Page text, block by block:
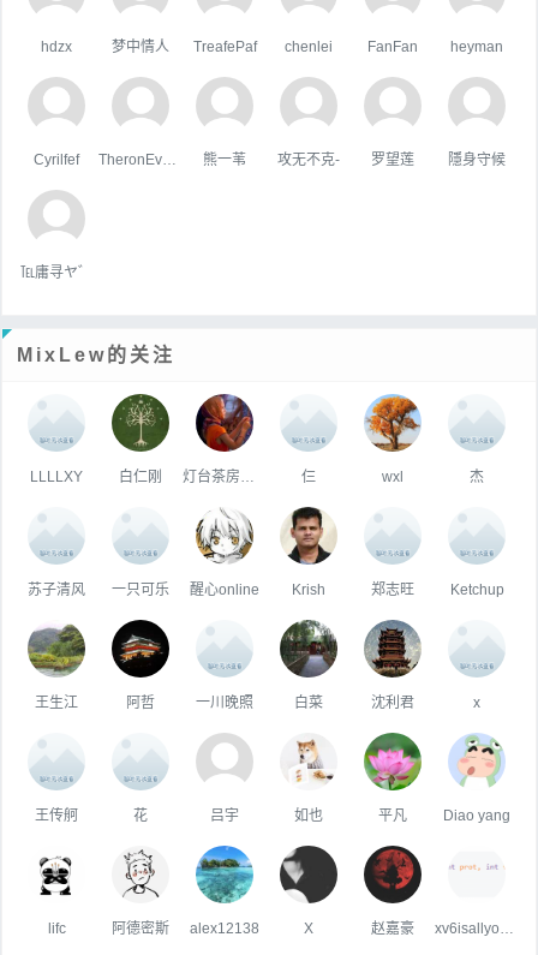
hdzx 梦中情人 TreafePaf chenlei FanFan heyman
Cyrilfef 熊一苇 攻无不克- 罗望莲 隱身守候
℡庸寻ヤ゛
MixLew的关注
LLLLXY 白仁刚 仨 wxl 杰
苏子清风 一只可乐 醒心online Krish 郑志旺 Ketchup
王生江 阿哲 一川晚照 白菜 沈利君 x
王传舸 花 吕宇 如也 平凡 Diao yang
lifc 阿德密斯 alex12138 X 赵嘉豪